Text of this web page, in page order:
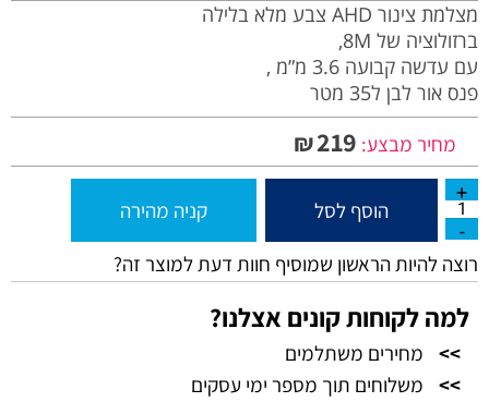
מצלמת צינור AHD צבע מלא בלילה
ברזולוציה של 8M,
עם עדשה קבועה 3.6 מ”מ ,
פנס אור לבן ל35 מטר
מחיר מבצע:
₪219
הוסף לסל קניה מהירה
רוצה להיות הראשון שמוסיף חוות דעת למוצר זה?
למה לקוחות קונים אצלנו?
>>
מחירים משתלמים
>>
משלוחים תוך מספר ימי עסקים